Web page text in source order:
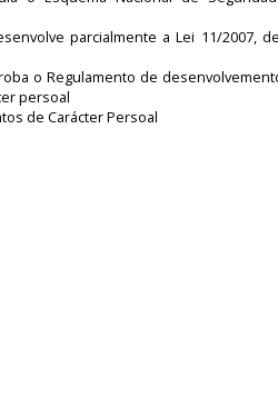
parcialmente a Lei 11/2007,
o Regulamento de
persoal
de Carácter Persoal